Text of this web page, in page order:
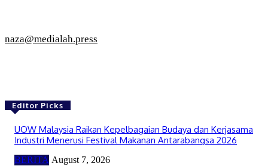
naza@medialah.press
Editor Picks
UOW Malaysia Raikan Kepelbagaian Budaya dan Kerjasama
Industri Menerusi Festival Makanan Antarabangsa 2026
BERITA August 7, 2026